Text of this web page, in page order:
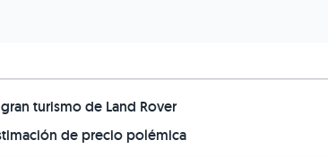
turismo de Land Rover
de precio polémica